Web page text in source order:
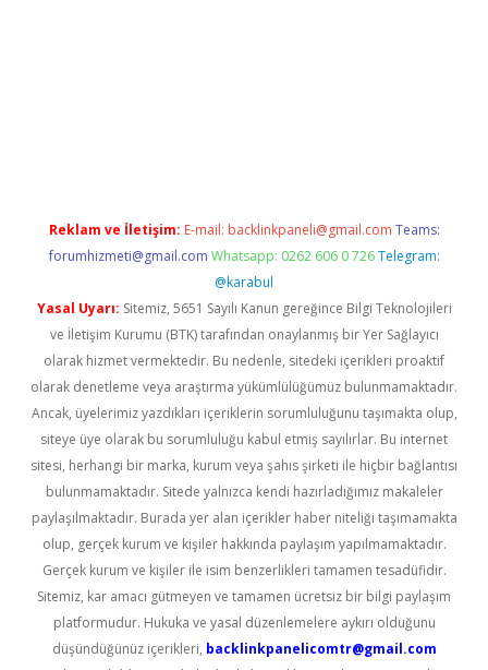
Reklam ve İletişim: E-mail: backlinkpaneli@gmail.com Teams:
forumhizmeti@gmail.com Whatsapp: 0262 606 0 726 Telegram:
@karabul
Yasal Uyarı: Sitemiz, 5651 Sayılı Kanun gereğince Bilgi Teknolojileri
ve İletişim Kurumu (BTK) tarafından onaylanmış bir Yer Sağlayıcı
olarak hizmet vermektedir. Bu nedenle, sitedeki içerikleri proaktif
olarak denetleme veya araştırma yükümlülüğümüz bulunmamaktadır.
Ancak, üyelerimiz yazdıkları içeriklerin sorumluluğunu taşımakta olup,
siteye üye olarak bu sorumluluğu kabul etmiş sayılırlar. Bu internet
sitesi, herhangi bir marka, kurum veya şahıs şirketi ile hiçbir bağlantısı
bulunmamaktadır. Sitede yalnızca kendi hazırladığımız makaleler
paylaşılmaktadır. Burada yer alan içerikler haber niteliği taşımamakta
olup, gerçek kurum ve kişiler hakkında paylaşım yapılmamaktadır.
Gerçek kurum ve kişiler ile isim benzerlikleri tamamen tesadüfidir.
Sitemiz, kar amacı gütmeyen ve tamamen ücretsiz bir bilgi paylaşım
platformudur. Hukuka ve yasal düzenlemelere aykırı olduğunu
düşündüğünüz içerikleri, backlinkpanelicomtr@gmail.com